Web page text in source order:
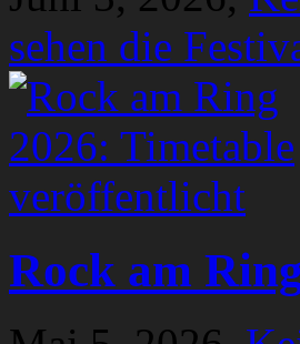
sehen die
Rock am